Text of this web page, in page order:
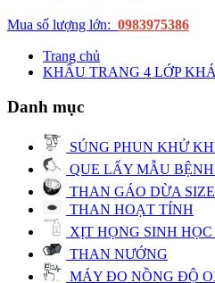
Mua số lượng lớn: 0983975386
Trang chủ
KHẨU TRANG 4 LỚP
Danh mục
SÚNG PHUN KHỬ
QUE LẤY MẪU
THAN GÁO DỪA
THAN HOẠT TÍNH
XỊT HỌNG SINH HỌC
THAN NƯỚNG
MÁY ĐO NỒNG ĐỘ